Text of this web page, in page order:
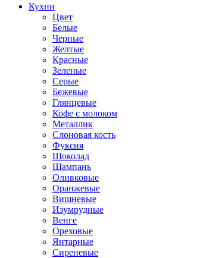
Кухни
Цвет
Белые
Черные
Желтые
Красные
Зеленые
Серые
Бежевые
Глянцевые
Кофе с молоком
Металлик
Слоновая кость
Фуксия
Шоколад
Шампань
Оливковые
Оранжевые
Вишневые
Изумрудные
Венге
Ореховые
Янтарные
Сиреневые